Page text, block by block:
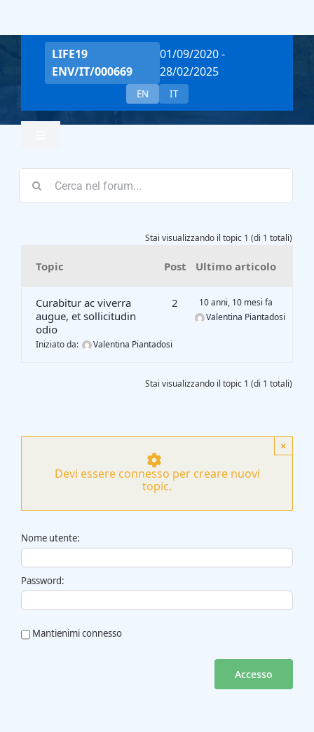
contenuto
LIFE19
ENV/IT/000669
01/09/2020 -
28/02/2025
EN IT
Home
Project Overview
Gasification Process
Location
Stai visualizzando il topic 1 (di 1 totali)
Topic Post Ultimo articolo
Curabitur ac viverra
augue, et sollicitudin
odio
Iniziato da: Valentina Piantadosi
2
10 anni, 10 mesi fa
Valentina Piantadosi
Stai visualizzando il topic 1 (di 1 totali)
×
Devi essere connesso per creare nuovi
topic.
Nome utente:
Password:
Mantienimi connesso
Accesso